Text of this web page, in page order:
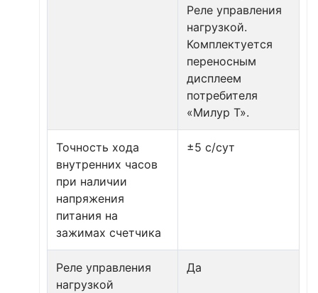
Реле управления
нагрузкой.
Комплектуется
переносным
дисплеем
потребителя
«Милур Т».
Точность хода
внутренних часов
при наличии
напряжения
питания на
зажимах счетчика
±5 с/сут
Реле управления
нагрузкой
Да